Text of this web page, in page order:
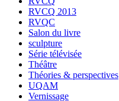
RVCQ 2013
RVQC
Salon du livre
sculpture
Série télévisée
Théâtre
Théories & perspectives
UQAM
Vernissage